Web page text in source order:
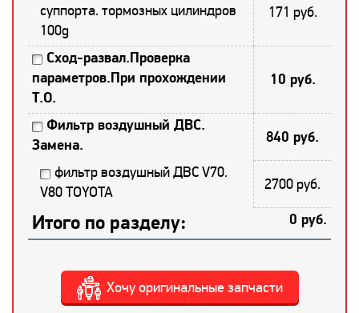
суппорта. тормозных цилиндров
100g
171 руб.
Сход-развал.Проверка
параметров.При прохождении
Т.О.
10 руб.
Фильтр воздушный ДВС.
Замена.
840 руб.
фильтр воздушный ДВС V70.
V80 TOYOTA
2700 руб.
Итого по разделу: 0 руб.
Хочу оригинальные запчасти